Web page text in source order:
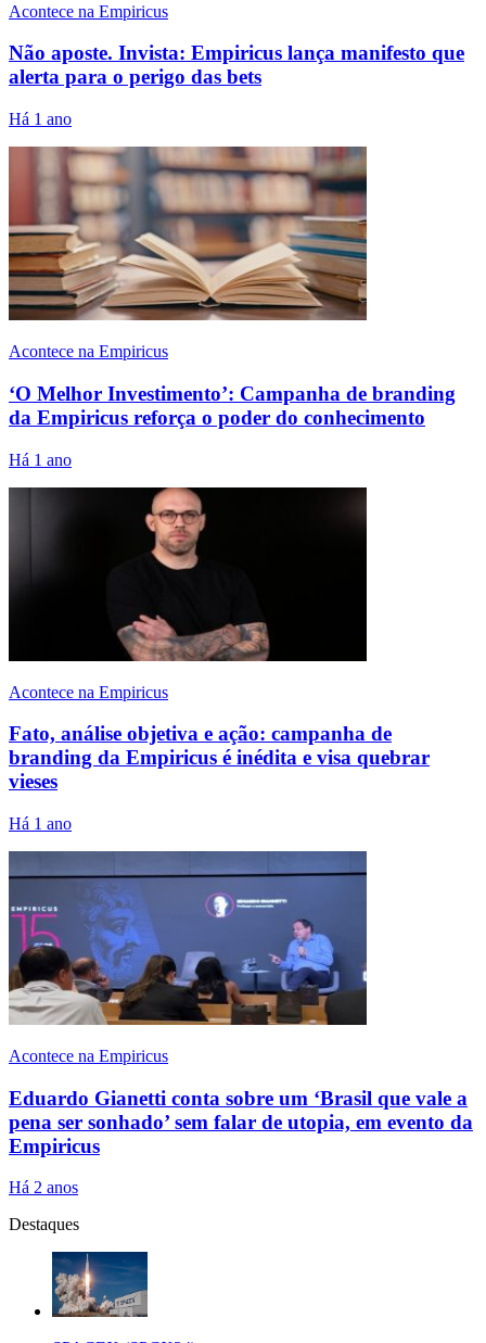
Acontece na Empiricus
Não aposte. Invista: Empiricus lança manifesto que
alerta para o perigo das bets
Há 1 ano
Acontece na Empiricus
‘O Melhor Investimento’: Campanha de branding
da Empiricus reforça o poder do conhecimento
Há 1 ano
Acontece na Empiricus
Fato, análise objetiva e ação: campanha de
branding da Empiricus é inédita e visa quebrar
vieses
Há 1 ano
Acontece na Empiricus
Eduardo Gianetti conta sobre um ‘Brasil que vale a
pena ser sonhado’ sem falar de utopia, em evento da
Empiricus
Há 2 anos
Destaques